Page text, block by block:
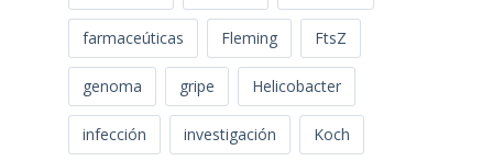
farmaceúticas Fleming FtsZ
genoma gripe Helicobacter
infección investigación Koch